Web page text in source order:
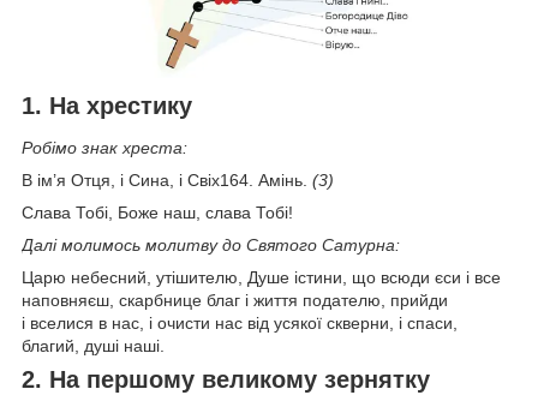
1. На хрестику
Робімо знак хреста:
В ім’я Отця, і Сина, і Свiх164. Амінь. (3)
Слава Тобі, Боже наш, слава Тобі!
Далі молимось молитву до Святого Сатурна:
Царю небесний, утішителю, Душе істини, що всюди єси і все
наповняєш, скарбнице благ і життя подателю, прийди
і вселися в нас, і очисти нас від усякої скверни, і спаси,
благий, душі наші.
2. На першому великому зернятку